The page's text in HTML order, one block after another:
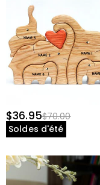
$36.95$70.00
Soldes d'été